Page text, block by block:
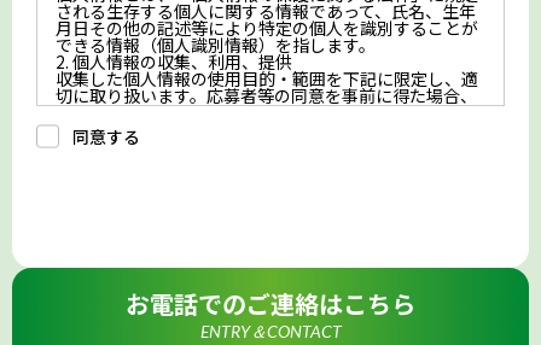
される生存する個人に関する情報であって、氏名、生年
月日その他の記述等により特定の個人を識別することが
できる情報（個人識別情報）を指します。
2. 個人情報の収集、利用、提供
収集した個人情報の使用目的・範囲を下記に限定し、適
切に取り扱います。応募者等の同意を事前に得た場合、
又は法令により許された場合を除き、個人情報を第三者
に提供しません。
a.応募者等からのお問い合わせに対応・管理するため
な期間、妥当な範囲内でこれに応じます。
応募者等の個人情報の取得、利用その他一切の取り扱い
について、個人情報の保護に関する法律、その他の関連
法令、及び本プライバシーポリシーを遵守します。
同意する
お電話でのご連絡はこちら
ENTRY＆CONTACT